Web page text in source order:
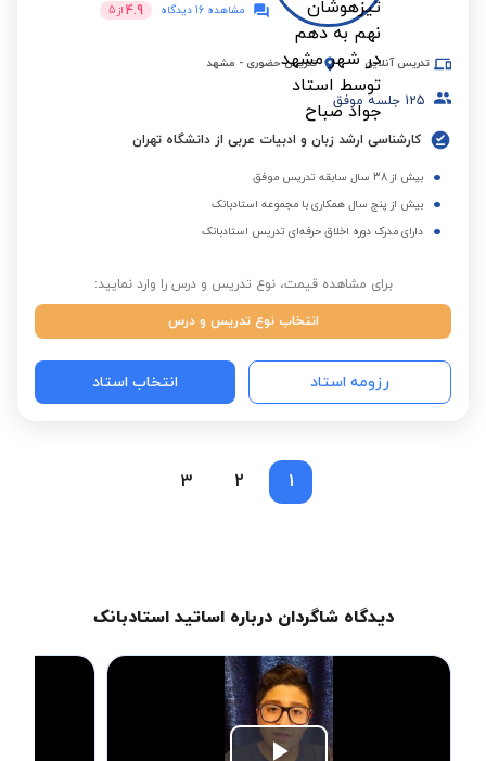
مشاهده 16 دیدگاه
4.9 از 5
تدریس آنلاین تدریس حضوری - مشهد
125 جلسه موفق
کارشناسی ارشد زبان و ادبیات عربی از دانشگاه تهران
بیش از 38 سال سابقه تدریس موفق
بیش از پنج سال همکاری با مجموعه استادبانک
دارای مدرک دوره اخلاق حرفه‌ای تدریس استادبانک
برای مشاهده قیمت، نوع تدریس و درس را وارد نمایید:
انتخاب نوع تدریس و درس
رزومه استاد انتخاب استاد
1
2
3
دیدگاه شاگردان درباره اساتید استادبانک